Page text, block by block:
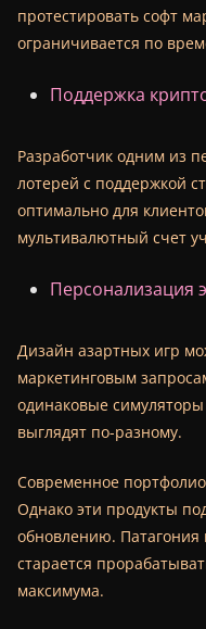
протестировать софт
ограничивается по
Поддержка
Разработчик одним из
лотерей с поддержкой
оптимально для
мультивалютный счет
Персонализация
Дизайн азартных игр
маркетинговым
одинаковые
выглядят по-разному.
Современное
Однако эти продукты
обновлению. Патагония
старается
максимума.